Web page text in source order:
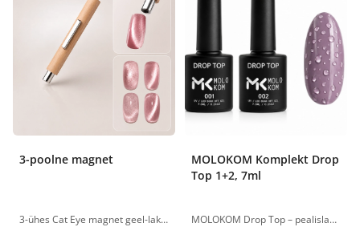
3-poolne magnet
3-ühes Cat Eye magnet geel-lakkidele võimaldab kiiresti ja lihtsalt luua erinevaid magnetilisi küünedisaini efekte. Kolm erineva kuju ja suurusega magnetpinda aitavad luua peeneid valgusjooni, laiu helke, klassikalist Cat Eye efekti, pehmeid üleminekuid ning originaalseid küünedisaini mustreid vaid mõne sekundiga. Magnetil on mugav puidust käepide, mis istub hästi käes ja võimaldab magnetit täpselt küüne kohal positsioneerida. Võimsad neodüümmagnetid suunavad magnetgeellaki metallosakesi, luues selge ja efektse tulemuse. Sobib kasutamiseks kõigi metallosakesi sisaldavate Cat Eye magnetgeellakkidega. Eelised 3-ühes magnet tööriist. Loob erinevaid Cat Eye efekte. Võimaldab kujundada peeneid, laiu ja ruumilisi valgushelke. Sobib kõikidele magnetgeellakkidele. Võimsad neodüümmagnetid selge ja väljendusrikka efekti saavutamiseks. Ergonoomiline puidust käepide mugavaks kasutamiseks. Kiire ja lihtne küünedisaini loomine. Sobib nii professionaalseks kui ka koduseks kasutamiseks. Kasutusjuhend Kandke peale magnetgeellakk vastavalt tootja juhistele. Enne polümeriseerimist hoidke magneti soovitud külge 2–5 mm kaugusel küüne pinnast. Hoidke magnetit paigal 5–10 sekundit, kuni soovitud muster tekib. Polümeriseerige UV/LED-lambis ja katke pealislakiga. Tehnilised andmed Tüüp: magnet magnetgeellakile Mudel: 3-ühes Käepideme materjal: puit Magneti materjal: neodüümmagnet Otstarve: Cat Eye magnetiliste küüneefektide loomine Tootepildid on illustratiivsed. Küsimuste korral ootame alati Sinu meili nanatallinn@gmail.com
MOLOKOM Komplekt Drop
Top 1+2, 7ml
MOLOKOM Drop Top – pealislakk, mis võimaldab luua küüntele ruumilise tilgaefekti. MOLOKOM Drop Top 1 (Etapp 1) Kahefaasilise süsteemi esimene etapp ruumilise tilgaefekti loomiseks. Tagab aluspinna tekstuurse disaini kujundamiseks. Sobib kõikidele geellakk-katetele. Omadused: Drop Top süsteemi esimene etapp; läbipaistev koostis; sobib igat värvi kattega; polümerisatsioon LED-/UV-lambis – 60 sekundit. MOLOKOM Drop Top 2 (Etapp 2) Kahefaasilise süsteemi teine etapp vihmapiiskade efekti loomiseks. Kantakse poolkuiva pintsliga Drop Top 1 peale, luues läbipaistvad ruumilised 3D-tilgad. Pärast pealekandmist tuleb oodata mõni sekund, kuni materjal hakkab oma efekti avaldama, seejärel moodustuvad läbipaistvad mahulised tilgad, millel on väljendusrikas 3D-efekt. Omadused: Drop Top süsteemi teine etapp; kantakse peale poolkuiva pintsliga; pärast pealekandmist kulub efekti avaldumise alguseks mõni sekund; ruumiliste tilkade efekt (Rain Effect); läbipaistev koostis; polümerisatsioon LED-/UV-lambis – 60 sekundit. Tootepildid on illustratiivsed. Küsimuste korral ootame alati Sinu meili nanatallinn@gmail.com